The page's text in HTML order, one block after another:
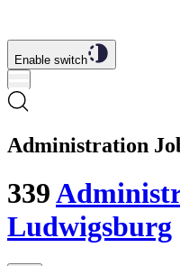
Enable switch
Administration
339
Ludwigsburg